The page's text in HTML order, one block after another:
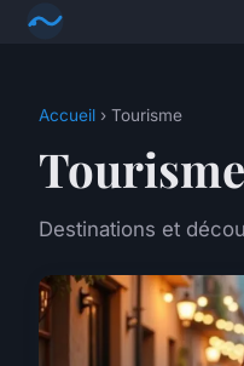
Accueil › Tourisme
Tourisme
Destinations et